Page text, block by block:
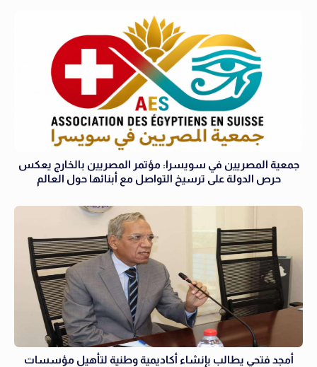
جمعية المصريين في سويسرا: مؤتمر المصريين بالخارج يعكس
حرص الدولة على ترسيخ التواصل مع أبنائها حول العالم
أمجد فتحي يطالب بإنشاء أكاديمية وطنية لتأهيل مؤسسات